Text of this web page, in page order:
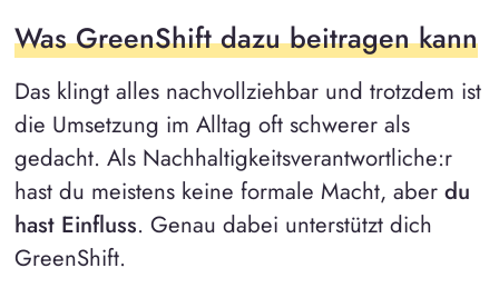
Was GreenShift dazu beitragen kann
Das klingt alles nachvollziehbar und trotzdem ist
die Umsetzung im Alltag oft schwerer als
gedacht. Als Nachhaltigkeitsverantwortliche:r
hast du meistens keine formale Macht, aber du
hast Einfluss. Genau dabei unterstützt dich
GreenShift.